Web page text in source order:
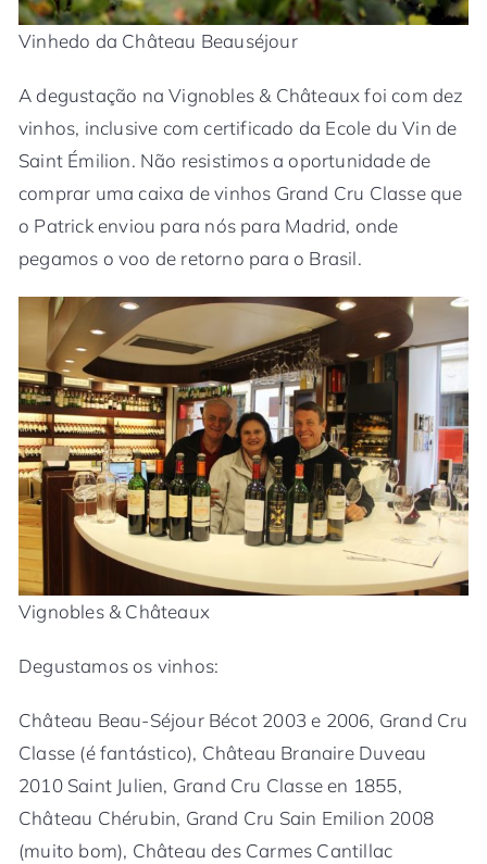
Vinhedo da Château Beauséjour
A degustação na Vignobles & Châteaux foi com dez
vinhos, inclusive com certificado da Ecole du Vin de
Saint Émilion. Não resistimos a oportunidade de
comprar uma caixa de vinhos Grand Cru Classe que
o Patrick enviou para nós para Madrid, onde
pegamos o voo de retorno para o Brasil.
Vignobles & Châteaux
Degustamos os vinhos:
Château Beau-Séjour Bécot 2003 e 2006, Grand Cru
Classe (é fantástico), Château Branaire Duveau
2010 Saint Julien, Grand Cru Classe en 1855,
Château Chérubin, Grand Cru Sain Emilion 2008
(muito bom), Château des Carmes Cantillac